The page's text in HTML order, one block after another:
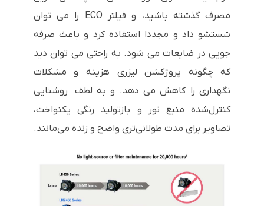
مصرف گذشته باشید، و فیلتر ECO را می توان
شستشو داد و مجددا استفاده کرد و باعث صرفه
جویی در ضایعات می شود. به راحتی می توان دید
که چگونه پروژکشن لیزری هزینه و مشکلات
نگهداری را کاهش می دهد. و به لطف روشنایی
کنترل‌شده منبع نور و بازتولید رنگی یکنواخت،
تصاویر برای مدت طولانی‌تری واضح و زنده می‌مانند.